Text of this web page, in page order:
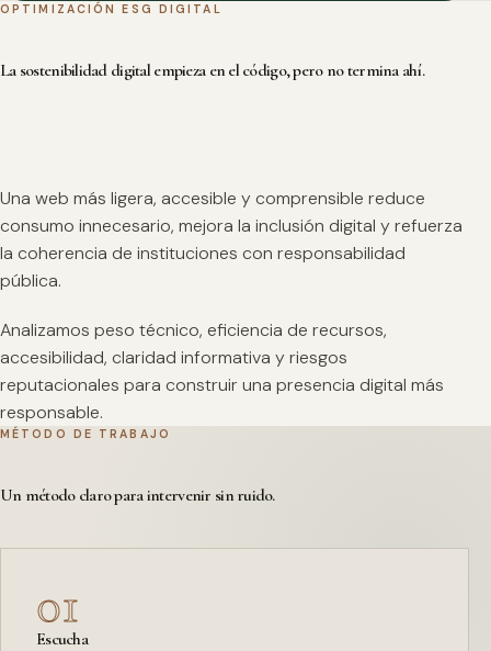
OPTIMIZACIÓN ESG DIGITAL
La sostenibilidad digital empieza en el código, pero no termina ahí.
Una web más ligera, accesible y comprensible reduce
consumo innecesario, mejora la inclusión digital y refuerza
la coherencia de instituciones con responsabilidad
pública.
Analizamos peso técnico, eficiencia de recursos,
accesibilidad, claridad informativa y riesgos
reputacionales para construir una presencia digital más
responsable.
MÉTODO DE TRABAJO
Un método claro para intervenir sin ruido.
01
Escucha